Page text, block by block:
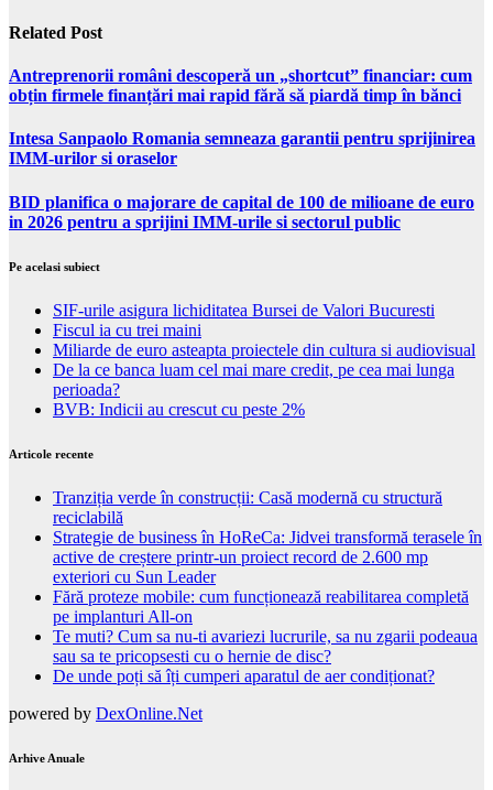
Related Post
Antreprenorii români descoperă un „shortcut” financiar: cum
obțin firmele finanțări mai rapid fără să piardă timp în bănci
Intesa Sanpaolo Romania semneaza garantii pentru sprijinirea
IMM-urilor si oraselor
BID planifica o majorare de capital de 100 de milioane de euro
in 2026 pentru a sprijini IMM-urile si sectorul public
Pe acelasi subiect
SIF-urile asigura lichiditatea Bursei de Valori Bucuresti
Fiscul ia cu trei maini
Miliarde de euro asteapta proiectele din cultura si audiovisual
De la ce banca luam cel mai mare credit, pe cea mai lunga
perioada?
BVB: Indicii au crescut cu peste 2%
Articole recente
Tranziția verde în construcții: Casă modernă cu structură
reciclabilă
Strategie de business în HoReCa: Jidvei transformă terasele în
active de creștere printr-un proiect record de 2.600 mp
exteriori cu Sun Leader
Fără proteze mobile: cum funcționează reabilitarea completă
pe implanturi All-on
Te muti? Cum sa nu-ti avariezi lucrurile, sa nu zgarii podeaua
sau sa te pricopsesti cu o hernie de disc?
De unde poți să îți cumperi aparatul de aer condiționat?
powered by DexOnline.Net
Arhive Anuale